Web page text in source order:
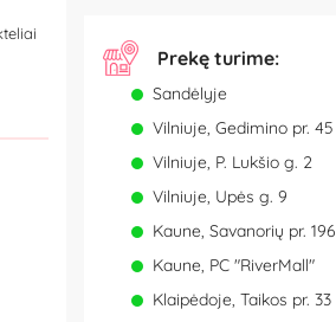
Prekę turime:
Sandėlyje
Vilniuje, Gedimino pr. 45
Vilniuje, P. Lukšio g. 2
Vilniuje, Upės g. 9
Kaune, Savanorių pr. 196
Kaune, PC "RiverMall"
Klaipėdoje, Taikos pr. 33